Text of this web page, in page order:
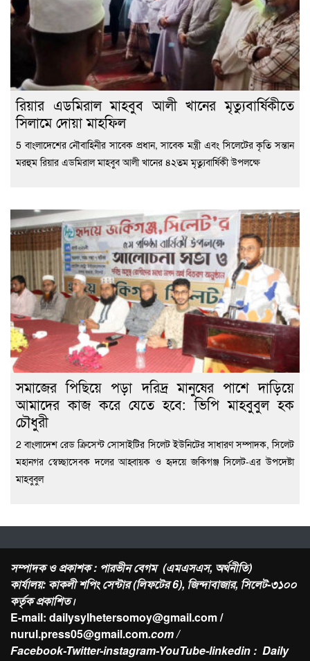
রিয়ার এডমিরাল মাহবুব আলী খানের মৃত্যুবার্ষিকীতে
সিলামে দোয়া মাহফিল
5 বাংলাদেশের নৌবাহিনীর সাবেক প্রধান, সাবেক মন্ত্রী এবং সিলেটের কৃতি সন্তান
মরহুম রিয়ার এডমিরাল মাহবুব আলী খানের ৪২তম মৃত্যুবার্ষিকী উপলক্ষে
সমাজের পিছিয়ে পড়া দরিদ্র মানুষের পাশে দাড়িয়ে
আমাদের কাজ করে যেতে হবে: ভিপি মাহবুবুল হক
চৌধুরী
2 বাংলাদেশ রেড ক্রিসেন্ট সোসাইটির সিলেট ইউনিটের সাধারণ সম্পাদক, সিলেট
মহানগর স্বেচ্ছাসেবক দলের আহ্বায়ক ও হৃদয়ে জকিগঞ্জ সিলেট-এর উপদেষ্টা
মাহবুবুল
সম্পাদক ও প্রকাশক : পারভীন বেগম (এমএসএস, অর্থনীতি)
কার্যালয়: কাকলী শপিং সেন্টার (লিফটের 6), জিন্দাবাজার, সিলেট-৩১০০
কর্তৃক প্রকাশিত।
E-mail: dailysylhetersomoy@gmail.com /
nurul.press05@gmail.com.com /
Facebook-Twitter-instagram-YouTube-linkedin : Daily